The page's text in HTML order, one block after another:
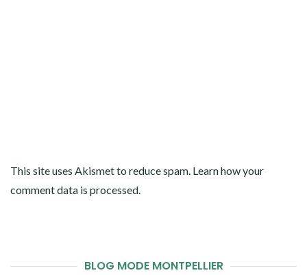
This site uses Akismet to reduce spam. Learn how your
comment data is processed.
BLOG MODE MONTPELLIER